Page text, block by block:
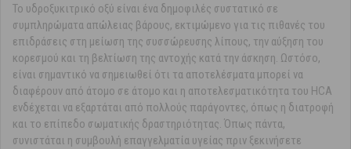
Το υδροξυκιτρικό οξύ είναι ένα δημοφιλές συστατικό σε
συμπληρώματα απώλειας βάρους, εκτιμώμενο για τις πιθανές του
επιδράσεις στη μείωση της συσσώρευσης λίπους, την αύξηση του
κορεσμού και τη βελτίωση της αντοχής κατά την άσκηση. Ωστόσο,
είναι σημαντικό να σημειωθεί ότι τα αποτελέσματα μπορεί να
διαφέρουν από άτομο σε άτομο και η αποτελεσματικότητα του HCA
ενδέχεται να εξαρτάται από πολλούς παράγοντες, όπως η διατροφή
και το επίπεδο σωματικής δραστηριότητας. Όπως πάντα,
συνιστάται η συμβουλή επαγγελματία υγείας πριν ξεκινήσετε